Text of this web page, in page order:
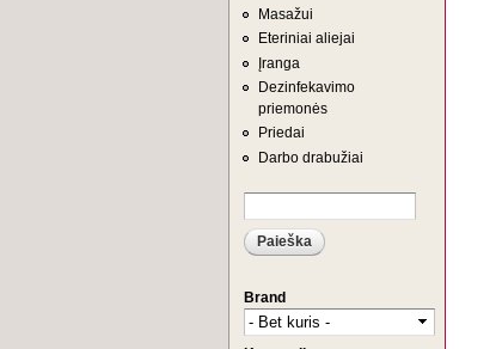
Masažui
Eteriniai aliejai
Įranga
Dezinfekavimo
priemonės
Priedai
Darbo drabužiai
Brand